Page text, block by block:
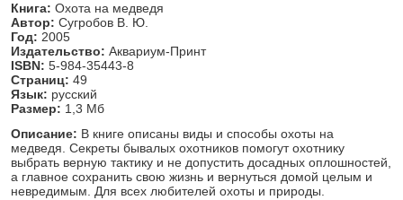
Книга: Охота на медведя
Автор: Сугробов В. Ю.
Год: 2005
Издательство: Аквариум-Принт
ISBN: 5-984-35443-8
Страниц: 49
Язык: русский
Размер: 1,3 Мб
Описание: В книге описаны виды и способы охоты на
медведя. Секреты бывалых охотников помогут охотнику
выбрать верную тактику и не допустить досадных оплошностей,
а главное сохранить свою жизнь и вернуться домой целым и
невредимым. Для всех любителей охоты и природы.